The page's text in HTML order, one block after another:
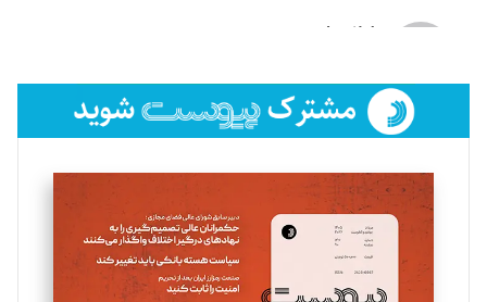
لیلا حنارود
فائزه فتحی رستمی
تحریریه
سروش کرمیان
تحریریه